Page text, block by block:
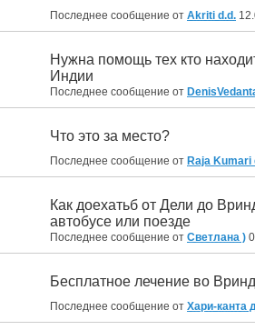
Последнее сообщение от Akriti d.d.
Нужна помощь тех кто
Индии
Последнее сообщение от
Что это за место?
Последнее сообщение от Raja Kumari
Как доехатьб от Дели до
автобусе или поезде
Последнее сообщение от Светлана )
Бесплатное лечение во
Последнее сообщение от Хари-канта